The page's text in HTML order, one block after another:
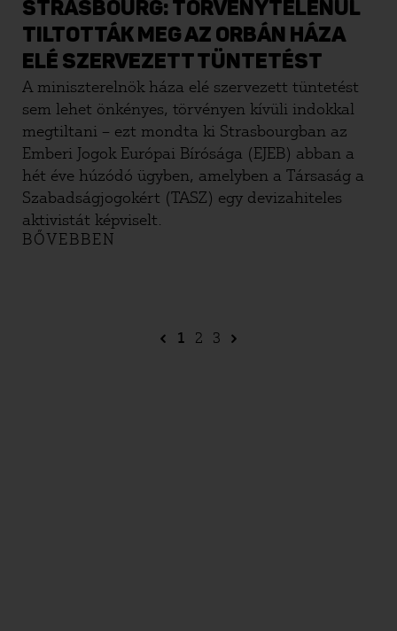
STRASBOURG: TÖRVÉNYTELENÜL
TILTOTTÁK MEG AZ ORBÁN HÁZA
ELÉ SZERVEZETT TÜNTETÉST
A miniszterelnök háza elé szervezett tüntetést
sem lehet önkényes, törvényen kívüli indokkal
megtiltani – ezt mondta ki Strasbourgban az
Emberi Jogok Európai Bírósága (EJEB) abban a
hét éve húzódó ügyben, amelyben a Társaság a
Szabadságjogokért (TASZ) egy devizahiteles
aktivistát képviselt.
BŐVEBBEN
1 2 3